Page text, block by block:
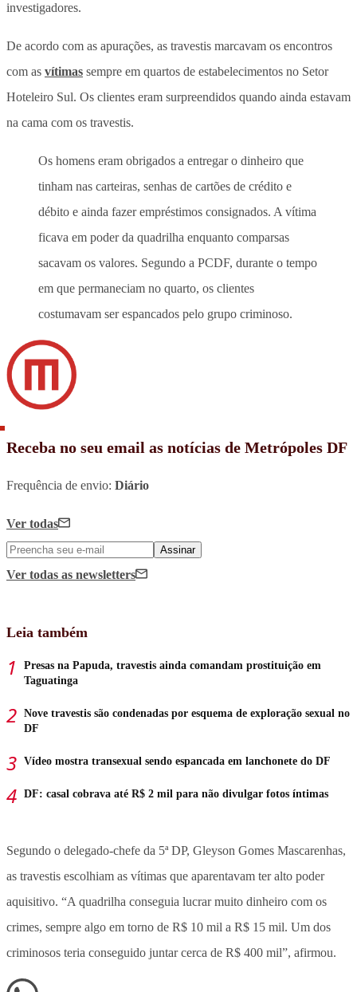
investigadores.
De acordo com as apurações, as travestis marcavam os encontros
com as vítimas sempre em quartos de estabelecimentos no Setor
Hoteleiro Sul. Os clientes eram surpreendidos quando ainda estavam
na cama com os travestis.
Os homens eram obrigados a entregar o dinheiro que
tinham nas carteiras, senhas de cartões de crédito e
débito e ainda fazer empréstimos consignados. A vítima
ficava em poder da quadrilha enquanto comparsas
sacavam os valores. Segundo a PCDF, durante o tempo
em que permaneciam no quarto, os clientes
costumavam ser espancados pelo grupo criminoso.
Receba no seu email as notícias de Metrópoles DF
Frequência de envio: Diário
Ver todas
Assinar
Ver todas as newsletters
Leia também
Presas na Papuda, travestis ainda comandam prostituição em
Taguatinga
Nove travestis são condenadas por esquema de exploração sexual no
DF
Vídeo mostra transexual sendo espancada em lanchonete do DF
DF: casal cobrava até R$ 2 mil para não divulgar fotos íntimas
Segundo o delegado-chefe da 5ª DP, Gleyson Gomes Mascarenhas,
as travestis escolhiam as vítimas que aparentavam ter alto poder
aquisitivo. “A quadrilha conseguia lucrar muito dinheiro com os
crimes, sempre algo em torno de R$ 10 mil a R$ 15 mil. Um dos
criminosos teria conseguido juntar cerca de R$ 400 mil”, afirmou.